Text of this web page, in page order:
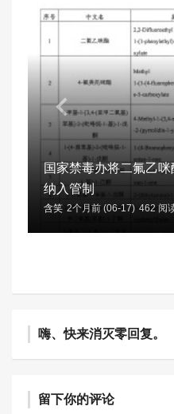
国家禁毒办将二氟乙
纳入管制
含笑 2个月前 (06-17) 462 阅
嗨、快来消灭零回复。
留下你的评论